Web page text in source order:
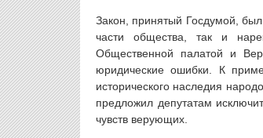
Закон, принятый Госдумой,
части общества, так и
Общественной палатой и
юридические ошибки. К
исторического наследия
предложил депутатам
чувств верующих.